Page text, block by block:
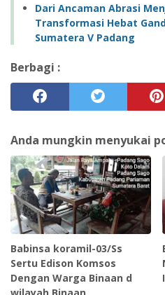
‎Dari Ancaman Abrasi
Transformasi Hebat
Sumatera V Padang ‎ ‎
Berbagi :
Anda mungkin menyukai
Babinsa koramil-03/Ss
Sertu Edison Komsos
Dengan Warga Binaan d